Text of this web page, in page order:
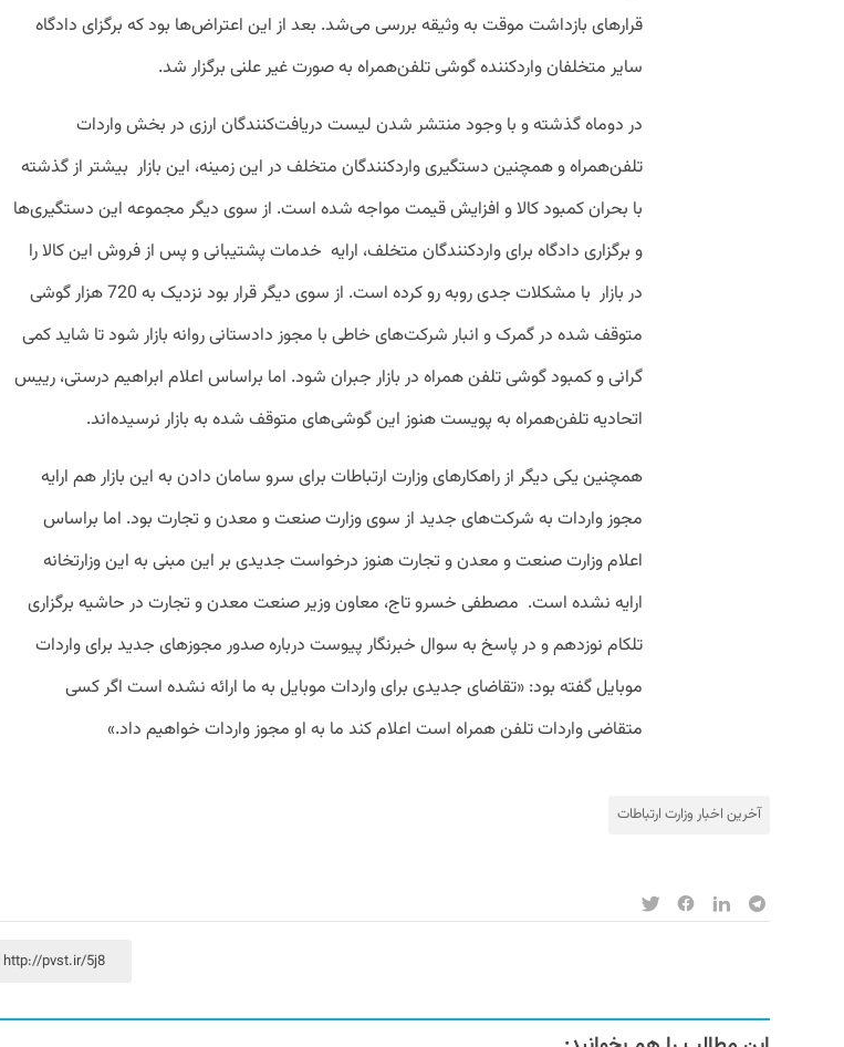
قرارهای بازداشت موقت به وثیقه بررسی می‌شد. بعد از این اعتراض‌ها بود که برگزای دادگاه
سایر متخلفان واردکننده گوشی تلفن‌همراه به صورت غیر علنی برگزار شد.
در دوماه گذشته و با وجود منتشر شدن لیست دریافت‌کنندگان ارزی در بخش واردات
تلفن‌همراه و همچنین دستگیری واردکنندگان متخلف در این زمینه، این بازار بیشتر از گذشته
با بحران کمبود کالا و افزایش قیمت مواجه شده است. از سوی دیگر مجموعه این دستگیری‌ها
و برگزاری دادگاه برای واردکنندگان متخلف، ارایه خدمات پشتیبانی و پس از فروش این کالا را
در بازار با مشکلات جدی روبه رو کرده است. از سوی دیگر قرار بود نزدیک به 720 هزار گوشی
متوقف شده در گمرک و انبار شرکت‌های خاطی با مجوز دادستانی روانه بازار شود تا شاید کمی
گرانی و کمبود گوشی تلفن همراه در بازار جبران شود. اما براساس اعلام ابراهیم درستی، رییس
اتحادیه تلفن‌همراه به پویست هنوز این گوشی‌های متوقف شده به بازار نرسیده‌اند.
همچنین یکی دیگر از راهکارهای وزارت ارتباطات برای سرو سامان دادن به این بازار هم ارایه
مجوز واردات به شرکت‌های جدید از سوی وزارت صنعت و معدن و تجارت بود. اما براساس
اعلام وزارت صنعت و معدن و تجارت هنوز درخواست جدیدی بر این مبنی به این وزارتخانه
ارایه نشده است. مصطفی خسرو تاج، معاون وزیر صنعت معدن و تجارت در حاشیه برگزاری
تلکام نوزدهم و در پاسخ به سوال خبرنگار پیوست درباره صدور مجوزهای جدید برای واردات
موبایل گفته بود: «تقاضای جدیدی برای واردات موبایل به ما ارائه نشده است اگر کسی
متقاضی واردات تلفن همراه است اعلام کند ما به او مجوز واردات خواهیم داد.»
آخرین اخبار وزارت ارتباطات
http://pvst.ir/5j8